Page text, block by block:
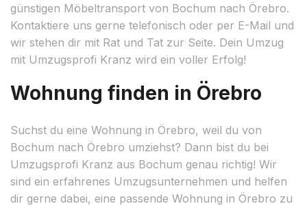
günstigen Möbeltransport von Bochum nach Örebro.
Kontaktiere uns gerne telefonisch oder per E-Mail und
wir stehen dir mit Rat und Tat zur Seite. Dein Umzug
mit Umzugsprofi Kranz wird ein voller Erfolg!
Wohnung finden in Örebro
Suchst du eine Wohnung in Örebro, weil du von
Bochum nach Örebro umziehst? Dann bist du bei
Umzugsprofi Kranz aus Bochum genau richtig! Wir
sind ein erfahrenes Umzugsunternehmen und helfen
dir gerne dabei, eine passende Wohnung in Örebro zu